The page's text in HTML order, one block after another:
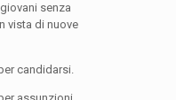
senza
vista di nuove
candidarsi.